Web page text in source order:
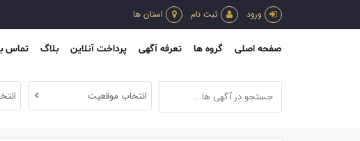
ورود ثبت نام استان ها
صفحه اصلی گروه ها تعرفه آگهی پرداخت آنلاین بلاگ تماس
انتخاب موقعیت